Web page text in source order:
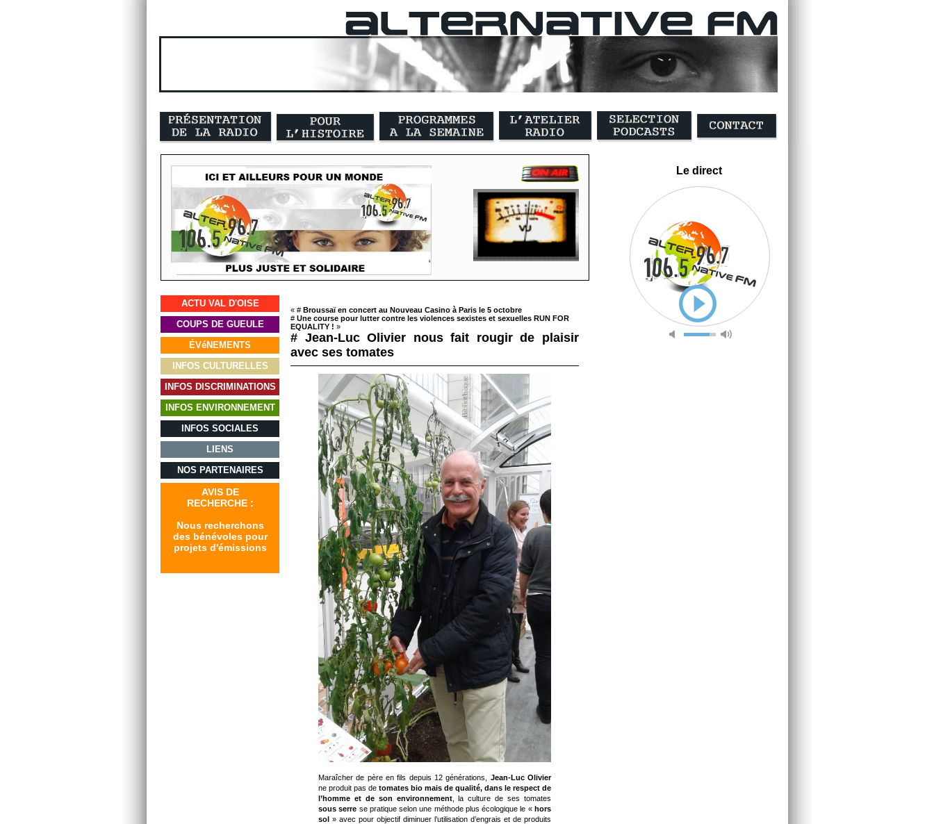
Le direct
ACTU VAL D'OISE
COUPS DE GUEULE
ÉVéNEMENTS
INFOS CULTURELLES
INFOS DISCRIMINATIONS
INFOS ENVIRONNEMENT
INFOS SOCIALES
LIENS
NOS PARTENAIRES
AVIS DE
RECHERCHE :
Nous recherchons
des bénévoles pour
projets d'émissions
« # Broussaï en concert au Nouveau Casino à Paris le 5 octobre
# Une course pour lutter contre les violences sexistes et sexuelles RUN FOR
EQUALITY ! »
# Jean-Luc Olivier nous fait rougir de plaisir
avec ses tomates
Maraîcher de père en fils depuis 12 générations,
Jean-Luc Olivier
ne produit pas de tomates bio mais de qualité, dans le respect de
l’homme et de son environnement, la culture de ses tomates
sous serre se pratique selon une méthode plus écologique le «hors
sol » avec pour objectif diminuer l’utilisation d’engrais et de produits